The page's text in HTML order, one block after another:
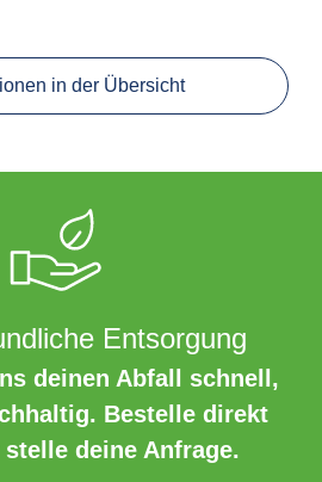
in der Übersicht
Entsorgung
deinen Abfall schnell,
Bestelle direkt
deine Anfrage.